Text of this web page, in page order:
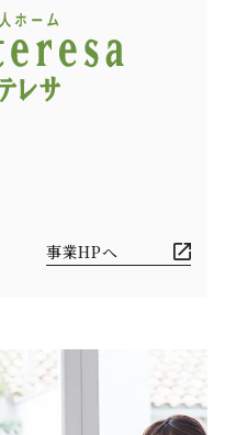
事業HPへ